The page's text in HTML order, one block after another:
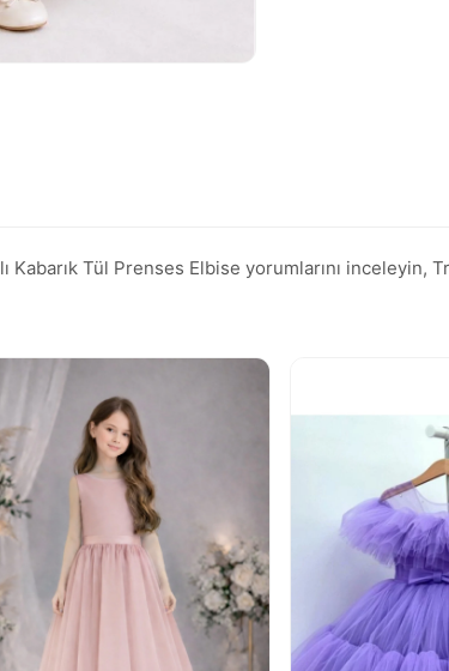
Kabarık Tül Prenses Elbise yorumlarını inceleyin,